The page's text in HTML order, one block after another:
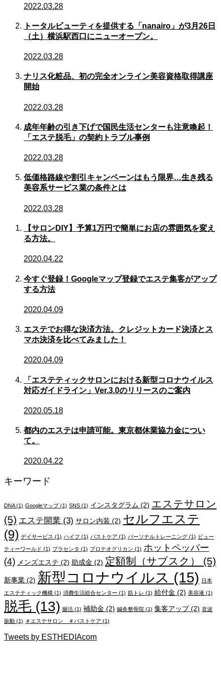
2022.03.28
トータルビューティを提供する「nanairo」が3月26日
（土）横浜駅西口にニューオープン。
2022.03.28
ナリス化粧品、初の完全オンライン美容資格取得講座
開始
2022.03.28
成年年齢の引き下げで国民生活センターも注意喚起！
「エステ脱毛」の契約トラブル事例
2022.03.28
低価格路線や割引キャンペーンはもう限界…生き残る
美容系サービス業の条件とは
2022.03.28
【サロンDIY】予算1万円で簡単にお店の雰囲気を変え
る方法。
2020.04.22
今すぐ登録！Googleマップ登録でエステ集客がアップ
する方法
2020.04.09
エステでお得な決済方法。クレジットカード決済とス
マホ決済を比べてみました！
2020.04.09
「エステティックサロンにおける新型コロナウイルス
対応ガイドライン」Ver.3.0のリリースのご案内
2020.05.18
都内のエステは申請可能。東京都休業協力金につい
て。
2020.04.22
キーワード
DNA(1) Googleマップ(1) SNS (1) インスタグラム (2) エステサロン
(5) エステ開業 (3) サロン内装 (2) セルフエステ
(9) デイサービス (1) ハイフ (1) バストケア (1) パーソナルトレーニング (1) ビュー
ティーワールド (1) プラセンタ (1) プロテオグリカン (1) ホットペッパー
(4) メンズエステ (2) 助成金 (2) 定額制（サブスク） (5)
新事業 (2) 新型コロナウイルス (15) 日本
エステティック機構 (1) 消費生活総合センター (1) 筋トレ (1) 給付金 (2) 美容液 (1)
脱毛 (13) 腸活 (1) 補助金 (2) 鍼灸整骨院 (1) 集客アップ(2) 音波
振動 (1) ＃エステサロン ＃バストケア (1)
Tweets by ESTHEDIAcom